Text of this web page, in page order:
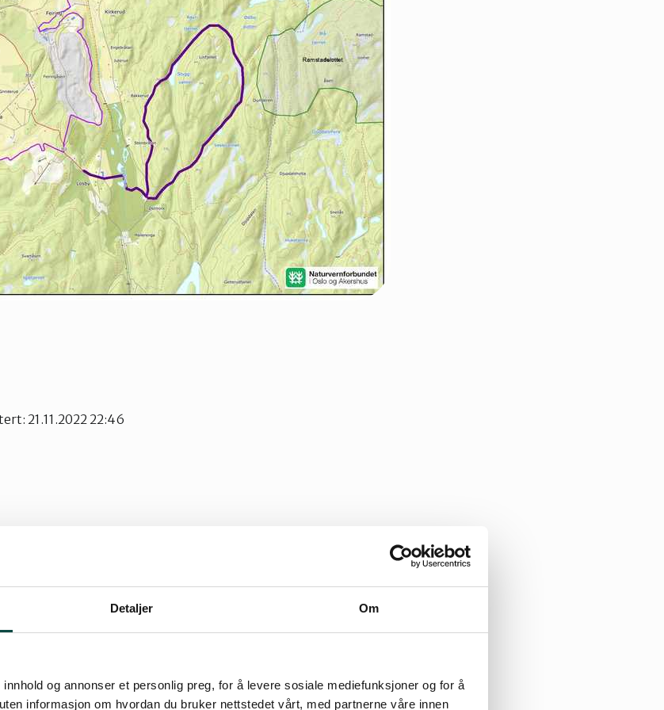
Detaljer Om
og annonser et personlig preg, for å levere sosiale mediefunksjoner og for å
informasjon om hvordan du bruker nettstedet vårt, med partnerne våre innen
Nordre Follo Oslo Nord
Oslo Sør Oslo Vest
21.11.2022 22:46
område, men det er et lite, krunglete eventyr å besøke Styggvann
nord for Losby Gods og går over elva og forbi golfbanen mot Østmork. Det er
Når vi kommer bort til skogkanten, tar vi ut kurs rett nordover, opp mot
går sti oppover den drøye kilometeren, men den er ikke merket av på alle
fram.